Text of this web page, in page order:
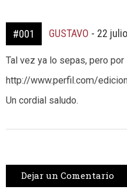
#001 GUSTAVO - 22
Tal vez ya lo sepas, pero
http://www.perfil.com/
Un cordial saludo.
Dejar un Comentario